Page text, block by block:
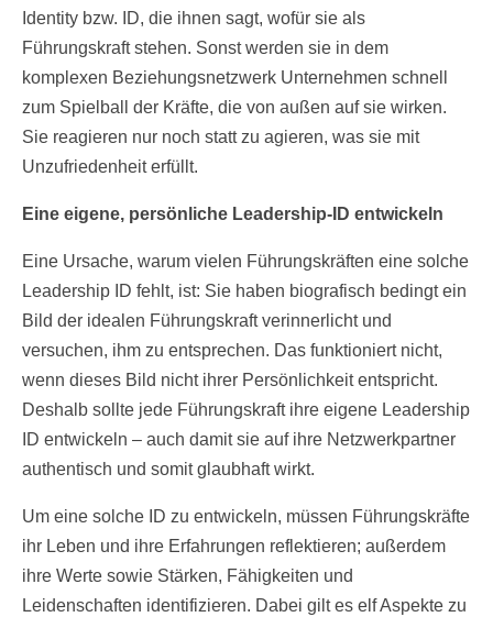
Identity bzw. ID, die ihnen sagt, wofür sie als
Führungskraft stehen. Sonst werden sie in dem
komplexen Beziehungsnetzwerk Unternehmen schnell
zum Spielball der Kräfte, die von außen auf sie wirken.
Sie reagieren nur noch statt zu agieren, was sie mit
Unzufriedenheit erfüllt.
Eine eigene, persönliche Leadership-ID entwickeln
Eine Ursache, warum vielen Führungskräften eine solche
Leadership ID fehlt, ist: Sie haben biografisch bedingt ein
Bild der idealen Führungskraft verinnerlicht und
versuchen, ihm zu entsprechen. Das funktioniert nicht,
wenn dieses Bild nicht ihrer Persönlichkeit entspricht.
Deshalb sollte jede Führungskraft ihre eigene Leadership
ID entwickeln – auch damit sie auf ihre Netzwerkpartner
authentisch und somit glaubhaft wirkt.
Um eine solche ID zu entwickeln, müssen Führungskräfte
ihr Leben und ihre Erfahrungen reflektieren; außerdem
ihre Werte sowie Stärken, Fähigkeiten und
Leidenschaften identifizieren. Dabei gilt es elf Aspekte zu